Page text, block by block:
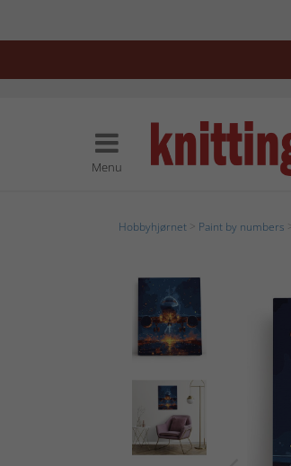
Menu
Hobbyhjørnet Paint by numbers